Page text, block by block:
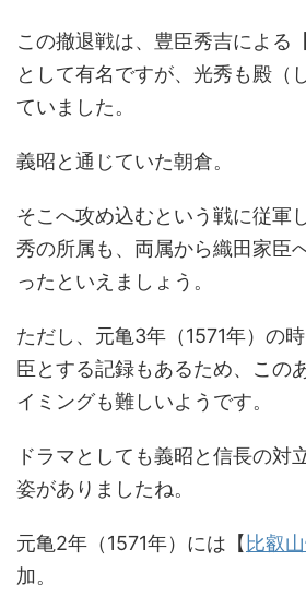
この撤退戦は、豊臣秀吉による
として有名ですが、光秀も殿（
ていました。
義昭と通じていた朝倉。
そこへ攻め込むという戦に従軍
秀の所属も、両属から織田家臣
ったといえましょう。
ただし、元亀3年（1571年）の
臣とする記録もあるため、この
イミングも難しいようです。
ドラマとしても義昭と信長の対
姿がありましたね。
元亀2年（1571年）には【 比叡
加。